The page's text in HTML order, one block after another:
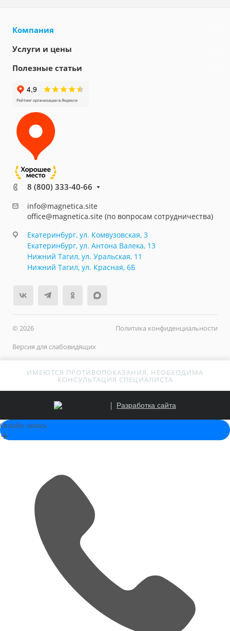
Компания
Услуги и цены
Полезные статьи
8 (800) 333-40-66
info@magnetica.site
office@magnetica.site (по вопросам сотрудничества)
Екатеринбург, ул. Комвузовская, 3
Екатеринбург, ул. Антона Валека, 13
Нижний Тагил, ул. Уральская, 11
Нижний Тагил, ул. Красная, 6Б
© 2026
Политика конфиденциальности
Версия для слабовидящих
ИМЕЮТСЯ ПРОТИВОПОКАЗАНИЯ. НЕОБХОДИМА
КОНСУЛЬТАЦИЯ СПЕЦИАЛИСТА
Разработка сайта